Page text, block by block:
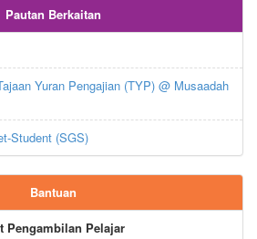
Pautan Berkaitan
Yuran Pengajian (TYP) @ Musaadah
Student (SGS)
Bantuan
Pengambilan Pelajar